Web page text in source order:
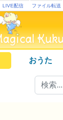
LIVE配信 ファイル転送
おうた